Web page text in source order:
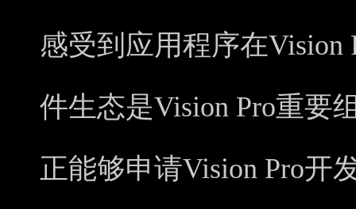
感受到应用程序在Vision
件生态是Vision Pro重要
正能够申请Vision Pro开